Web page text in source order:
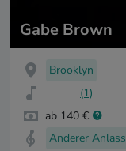
Gabe Brown
Brooklyn
(1)
ab 140 €
Anderer Anlass